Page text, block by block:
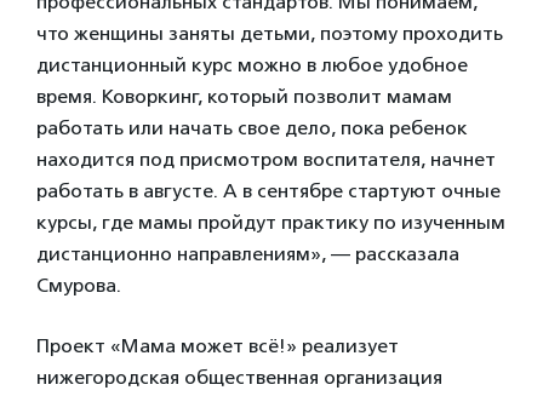
что женщины заняты детьми, поэтому проходить
дистанционный курс можно в любое удобное
время. Коворкинг, который позволит мамам
работать или начать свое дело, пока ребенок
находится под присмотром воспитателя, начнет
работать в августе. А в сентябре стартуют очные
курсы, где мамы пройдут практику по изученным
дистанционно направлениям», — рассказала
Смурова.
Проект «Мама может всё!» реализует
нижегородская общественная организация